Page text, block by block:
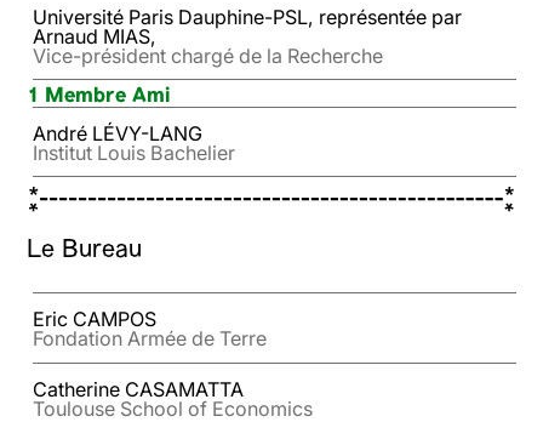
Université Paris Dauphine-PSL, représentée par
Arnaud MIAS,
Vice-président chargé de la Recherche
1 Membre Ami
André LÉVY-LANG
Institut Louis Bachelier
Le Bureau
Eric CAMPOS
Fondation Armée de Terre
Catherine CASAMATTA
Toulouse School of Economics